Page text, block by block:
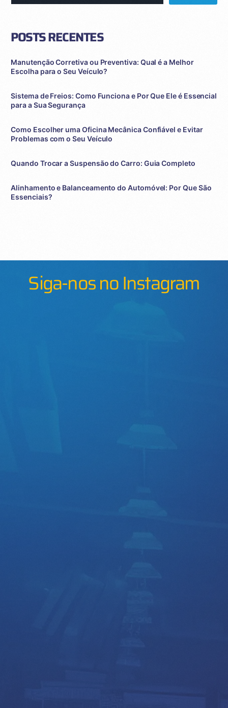
POSTS RECENTES
Manutenção Corretiva ou Preventiva: Qual é a Melhor
Escolha para o Seu Veículo?
Sistema de Freios: Como Funciona e Por Que Ele é Essencial
para a Sua Segurança
Como Escolher uma Oficina Mecânica Confiável e Evitar
Problemas com o Seu Veículo
Quando Trocar a Suspensão do Carro: Guia Completo
Alinhamento e Balanceamento do Automóvel: Por Que São
Essenciais?
Siga-nos no Instagram